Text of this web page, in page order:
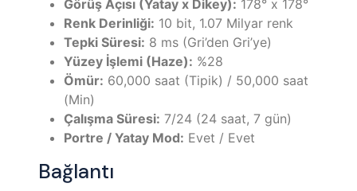
Görüş Açısı (Yatay x Dikey): 178° x 178°
Renk Derinliği: 10 bit, 1.07 Milyar renk
Tepki Süresi: 8 ms (Gri’den Gri’ye)
Yüzey İşlemi (Haze): %28
Ömür: 60,000 saat (Tipik) / 50,000 saat
(Min)
Çalışma Süresi: 7/24 (24 saat, 7 gün)
Portre / Yatay Mod: Evet / Evet
Bağlantı